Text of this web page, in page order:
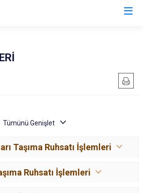
Taşıma Ruhsatı İşlemleri
Ruhsatı İşlemleri